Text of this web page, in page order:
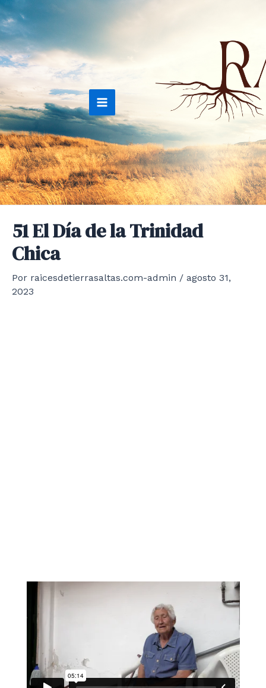
Ir
al
contenido
Main
Menu
51 El Día de la Trinidad
Chica
Por raicesdetierrasaltas.com-admin / agosto 31,
2023